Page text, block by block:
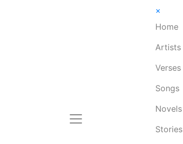
×
Home
Artists
Verses
Songs
Novels
Stories